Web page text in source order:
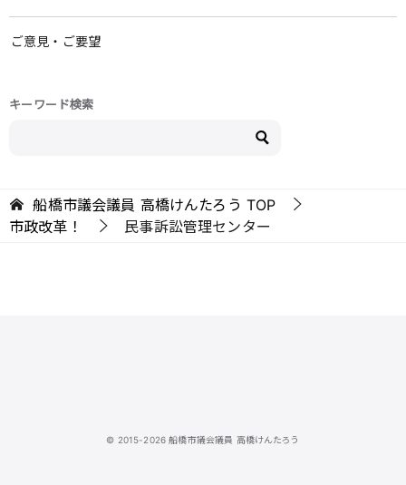
ご意見・ご要望
キーワード検索
船橋市議会議員 高橋けんたろう TOP
市政改革！
民事訴訟管理センター
© 2015-2026 船橋市議会議員 高橋けんたろう